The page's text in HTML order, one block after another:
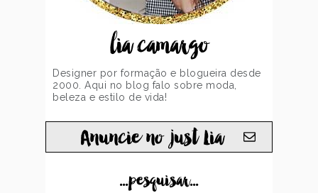
lia camargo
Designer por formação e blogueira desde
2000. Aqui no blog falo sobre moda,
beleza e estilo de vida!
Anuncie no just Lia
...pesquisar...